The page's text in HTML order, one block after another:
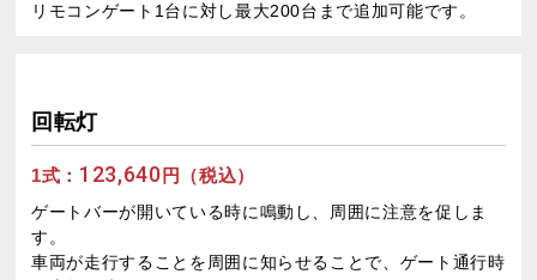
リモコンゲート1台に対し最大200台まで追加可能です。
回転灯
1式： 123,640 円（税込）
ゲートバーが開いている時に鳴動し、周囲に注意を促しま
す。
車両が走行することを周囲に知らせることで、ゲート通行時